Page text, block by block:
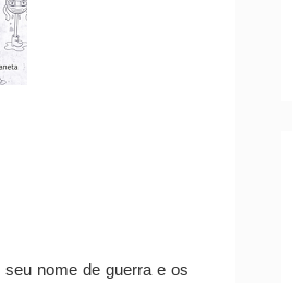
nome de guerra e os